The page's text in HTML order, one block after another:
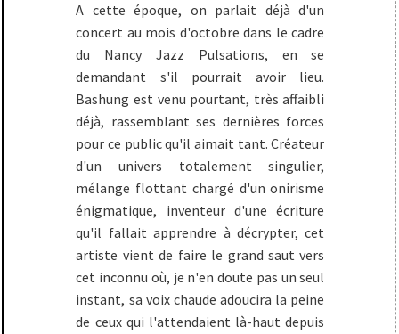
A cette époque, on parlait déjà d'un
concert au mois d'octobre dans le cadre
du Nancy Jazz Pulsations, en se
demandant s'il pourrait avoir lieu.
Bashung est venu pourtant, très affaibli
déjà, rassemblant ses dernières forces
pour ce public qu'il aimait tant. Créateur
d'un univers totalement singulier,
mélange flottant chargé d'un onirisme
énigmatique, inventeur d'une écriture
qu'il fallait apprendre à décrypter, cet
artiste vient de faire le grand saut vers
cet inconnu où, je n'en doute pas un seul
instant, sa voix chaude adoucira la peine
de ceux qui l'attendaient là-haut depuis